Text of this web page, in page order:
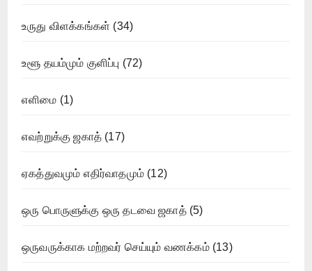
உருது விளக்கங்கள் (34)
உளூ தயம்மும் குளிப்பு (72)
எளிமை (1)
எவற்றுக்கு ஜகாத் (17)
ஏகத்துவமும் எதிர்வாதமும் (12)
ஒரு பொருளுக்கு ஒரு தடவை ஜகாத்(5)
ஒருவருக்காக மற்றவர் செய்யும் வணக்கம்(13)